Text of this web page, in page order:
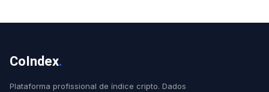
CoIndex.
Plataforma profissional de índice cripto. Dados